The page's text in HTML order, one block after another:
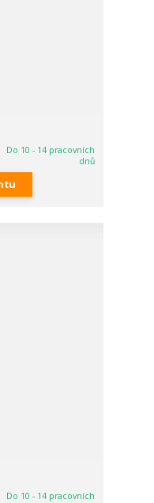
Do 10 - 14 pracovních
dnů
Do 10 - 14 pracovních